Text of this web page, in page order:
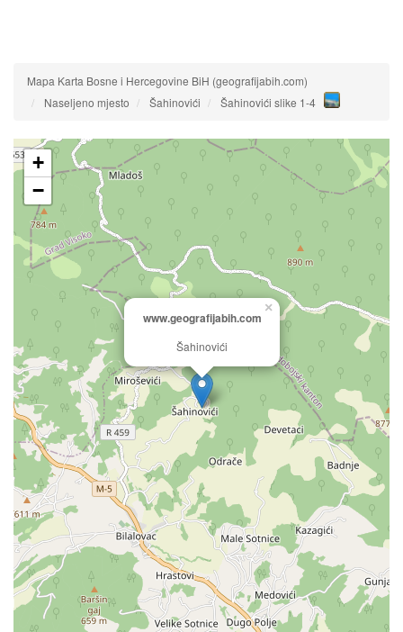
Mapa Karta Bosne i Hercegovine BiH (geografijabih.com)
Naseljeno mjesto
Šahinovići Šahinovići slike 1-4
www.geografijabih.com
Šahinovići
×
+
−